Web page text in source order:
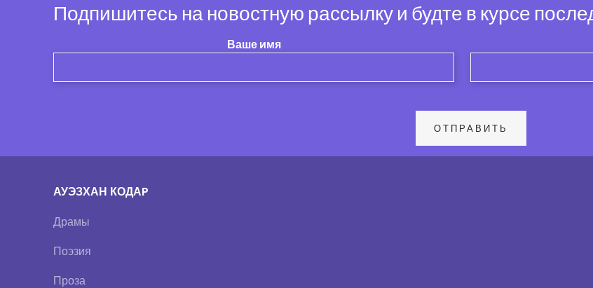
Подпишитесь на новостную рассылку и будте в курсе
Ваше имя
АУЭЗХАН КОДАP
Драмы
Поэзия
Проза